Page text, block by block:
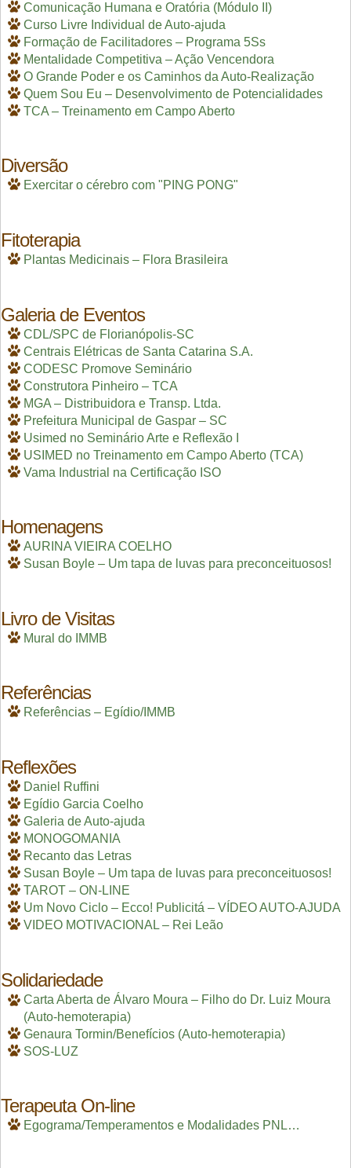
Comunicação Humana e Oratória (Módulo II)
Curso Livre Individual de Auto-ajuda
Formação de Facilitadores – Programa 5Ss
Mentalidade Competitiva – Ação Vencendora
O Grande Poder e os Caminhos da Auto-Realização
Quem Sou Eu – Desenvolvimento de Potencialidades
TCA – Treinamento em Campo Aberto
Diversão
Exercitar o cérebro com "PING PONG"
Fitoterapia
Plantas Medicinais – Flora Brasileira
Galeria de Eventos
CDL/SPC de Florianópolis-SC
Centrais Elétricas de Santa Catarina S.A.
CODESC Promove Seminário
Construtora Pinheiro – TCA
MGA – Distribuidora e Transp. Ltda.
Prefeitura Municipal de Gaspar – SC
Usimed no Seminário Arte e Reflexão I
USIMED no Treinamento em Campo Aberto (TCA)
Vama Industrial na Certificação ISO
Homenagens
AURINA VIEIRA COELHO
Susan Boyle – Um tapa de luvas para preconceituosos!
Livro de Visitas
Mural do IMMB
Referências
Referências – Egídio/IMMB
Reflexões
Daniel Ruffini
Egídio Garcia Coelho
Galeria de Auto-ajuda
MONOGOMANIA
Recanto das Letras
Susan Boyle – Um tapa de luvas para preconceituosos!
TAROT – ON-LINE
Um Novo Ciclo – Ecco! Publicitá – VÍDEO AUTO-AJUDA
VIDEO MOTIVACIONAL – Rei Leão
Solidariedade
Carta Aberta de Álvaro Moura – Filho do Dr. Luiz Moura
(Auto-hemoterapia)
Genaura Tormin/Benefícios (Auto-hemoterapia)
SOS-LUZ
Terapeuta On-line
Egograma/Temperamentos e Modalidades PNL…